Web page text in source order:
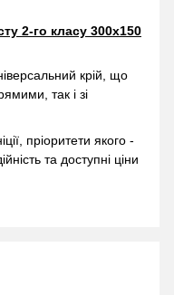
2-го класу 300х150
крій, що
так і зі
пріоритети якого -
та доступні ціни